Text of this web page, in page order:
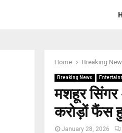
Home Breaking
Breaking News
मशहूर
करोड़ों फैंस
January 28, 2026